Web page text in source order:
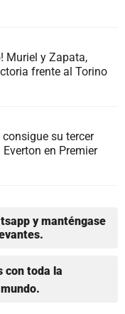
Muriel y Zapata,
frente al Torino
su tercer
en Premier
y manténgase
con toda la